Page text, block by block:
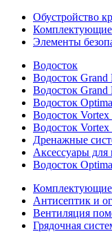
Обустройство
Элементы
Водосток
Водосток Grand
Водосток Grand
Водосток
Водосток
Водосток
Дренажные
Аксессуары для
Водосток
Комплектующие
Антисептик и
Вентиляция
Грядочная